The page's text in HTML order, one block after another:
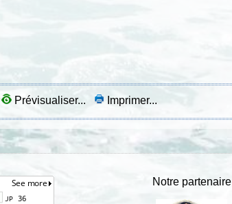
Prévisualiser... Imprimer...
Notre partenaire